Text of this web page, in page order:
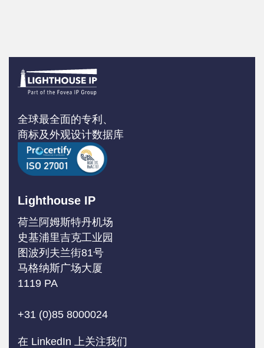
全球最全面的专利、
商标及外观设计数据库
Lighthouse IP
荷兰阿姆斯特丹机场
史基浦里吉克工业园
图波列夫兰街81号
马格纳斯广场大厦
1119 PA
+31 (0)85 8000024
在 LinkedIn 上关注我们